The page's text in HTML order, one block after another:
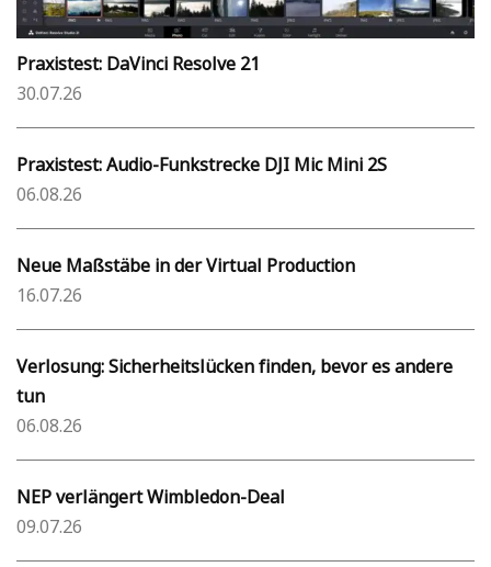
Praxistest: DaVinci Resolve 21
30.07.26
Praxistest: Audio-Funkstrecke DJI Mic Mini 2S
06.08.26
Neue Maßstäbe in der Virtual Production
16.07.26
Verlosung: Sicherheitslücken finden, bevor es andere
tun
06.08.26
NEP verlängert Wimbledon-Deal
09.07.26